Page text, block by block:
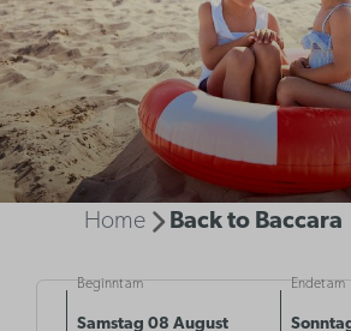
Home Back to Baccara
Beginnt am
Samstag 08 August
Endet am